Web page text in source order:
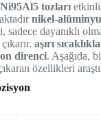
Ni95Al5 tozları
nikel-
sadece dayanıklı
aşırı
direnci. Aşağıda,
özellikleri